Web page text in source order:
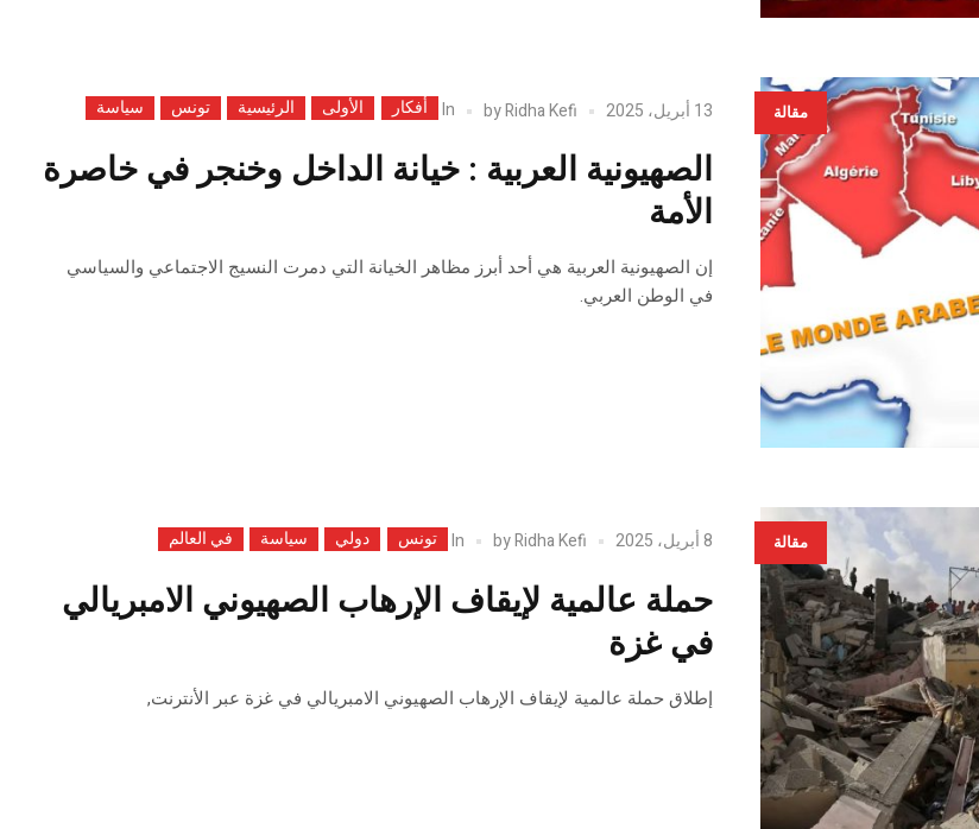
مقالة 13 أبريل، 2025 byRidha Kefi
In أفكار الأولى الرئيسية تونس سياسة
الصهيونية العربية : خيانة الداخل وخنجر في خاصرة
الأمة
إن الصهيونية العربية هي أحد أبرز مظاهر الخيانة التي دمرت النسيج الاجتماعي والسياسي
في الوطن العربي.
مقالة 8 أبريل، 2025 byRidha Kefi
In تونس دولي سياسة في العالم
حملة عالمية لإيقاف الإرهاب الصهيوني الامبريالي
في غزة
إطلاق حملة عالمية لإيقاف الإرهاب الصهيوني الامبريالي في غزة عبر الأنترنت,